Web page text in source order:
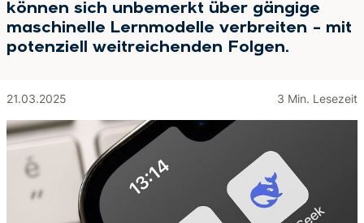
können sich unbemerkt über gängige
maschinelle Lernmodelle verbreiten – mit
potenziell weitreichenden Folgen.
21.03.2025 3 Min. Lesezeit